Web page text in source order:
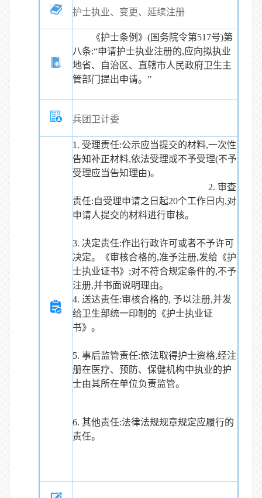
护士执业、变更、延续注册
《护士条例》(国务院令第517号)第
八条:“申请护士执业注册的,应向拟执业
地省、自治区、直辖市人民政府卫生主
管部门提出申请。”
兵团卫计委
1. 受理责任:公示应当提交的材料,一次性
告知补正材料,依法受理或不予受理(不予
受理应当告知理由)。
2. 审查
责任:自受理申请之日起20个工作日内,对
申请人提交的材料进行审核。
3. 决定责任:作出行政许可或者不予许可
决定。《审核合格的,准予注册,发给《护
士执业证书》;对不符合规定条件的,不予
注册,并书面说明理由。
4. 送达责任:审核合格的, 予以注册,并发
给卫生部统一印制的《护士执业证
书》。
5. 事后监管责任:依法取得护士资格,经注
册在医疗、预防、保健机构中执业的护
士由其所在单位负责监管。
6. 其他责任:法律法规规章规定应履行的
责任。